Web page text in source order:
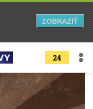
24
ZOBRAZIŤ